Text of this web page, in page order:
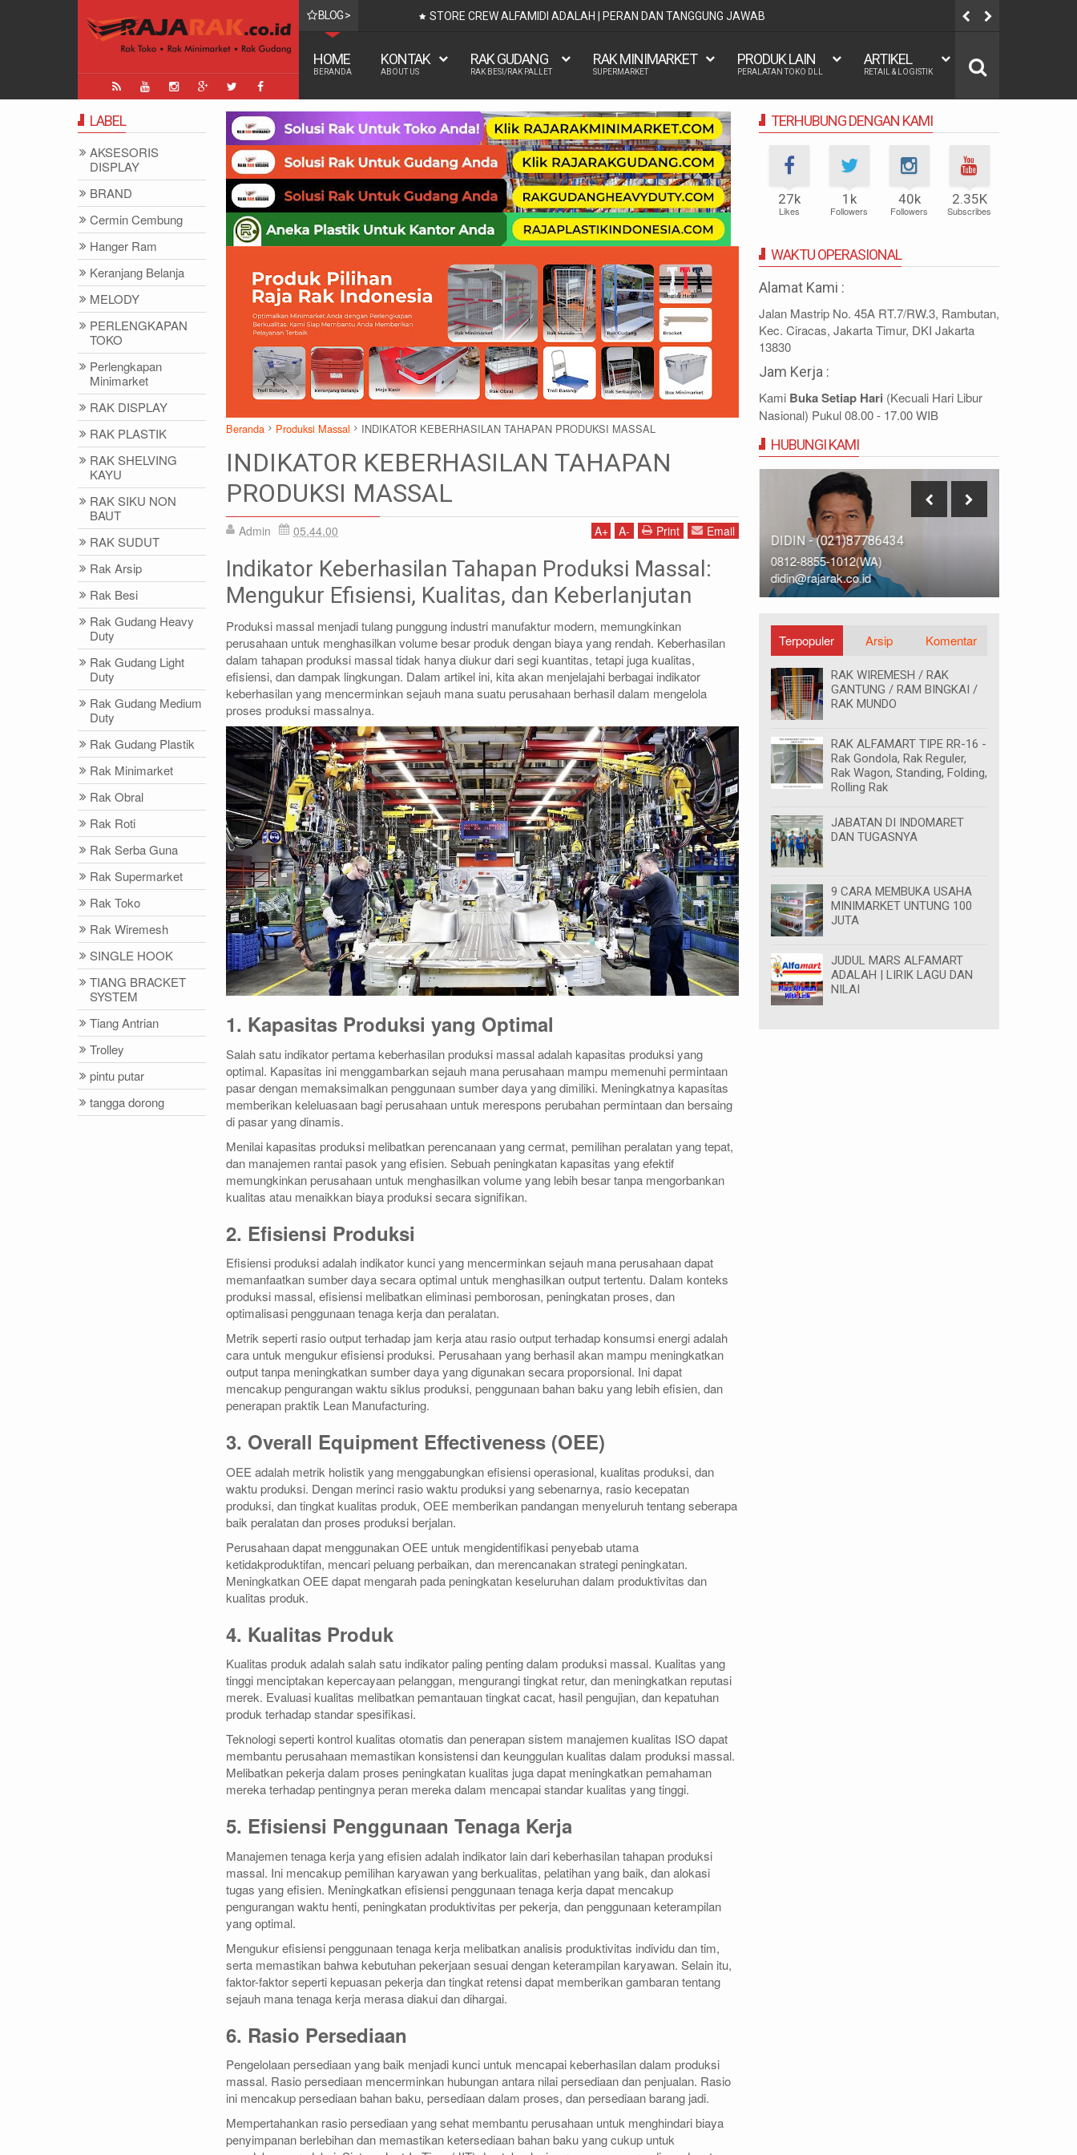
BLOG > STORE CREW ALFAMIDI ADALAH | PERAN DAN TANGGUNG JAWAB
HOME
BERANDA
KONTAK
ABOUT US
RAK GUDANG
RAK BESI/RAK PALLET
RAK MINIMARKET
SUPERMARKET
PRODUK LAIN
PERALATAN TOKO DLL
ARTIKEL
RETAIL & LOGISTIK
Beranda Produksi Massal INDIKATOR KEBERHASILAN TAHAPAN PRODUKSI MASSAL
INDIKATOR KEBERHASILAN TAHAPAN
PRODUKSI MASSAL
Admin 05.44.00 A+ A- Print Email
Indikator Keberhasilan Tahapan Produksi Massal:
Mengukur Efisiensi, Kualitas, dan Keberlanjutan
Produksi massal menjadi tulang punggung industri manufaktur modern, memungkinkan
perusahaan untuk menghasilkan volume besar produk dengan biaya yang rendah. Keberhasilan
dalam tahapan produksi massal tidak hanya diukur dari segi kuantitas, tetapi juga kualitas,
efisiensi, dan dampak lingkungan. Dalam artikel ini, kita akan menjelajahi berbagai indikator
keberhasilan yang mencerminkan sejauh mana suatu perusahaan berhasil dalam mengelola
proses produksi massalnya.
1. Kapasitas Produksi yang Optimal
Salah satu indikator pertama keberhasilan produksi massal adalah kapasitas produksi yang
optimal. Kapasitas ini menggambarkan sejauh mana perusahaan mampu memenuhi permintaan
pasar dengan memaksimalkan penggunaan sumber daya yang dimiliki. Meningkatnya kapasitas
memberikan keleluasaan bagi perusahaan untuk merespons perubahan permintaan dan bersaing
di pasar yang dinamis.
Menilai kapasitas produksi melibatkan perencanaan yang cermat, pemilihan peralatan yang tepat,
dan manajemen rantai pasok yang efisien. Sebuah peningkatan kapasitas yang efektif
memungkinkan perusahaan untuk menghasilkan volume yang lebih besar tanpa mengorbankan
kualitas atau menaikkan biaya produksi secara signifikan.
2. Efisiensi Produksi
Efisiensi produksi adalah indikator kunci yang mencerminkan sejauh mana perusahaan dapat
memanfaatkan sumber daya secara optimal untuk menghasilkan output tertentu. Dalam konteks
produksi massal, efisiensi melibatkan eliminasi pemborosan, peningkatan proses, dan
optimalisasi penggunaan tenaga kerja dan peralatan.
Metrik seperti rasio output terhadap jam kerja atau rasio output terhadap konsumsi energi adalah
cara untuk mengukur efisiensi produksi. Perusahaan yang berhasil akan mampu meningkatkan
output tanpa meningkatkan sumber daya yang digunakan secara proporsional. Ini dapat
mencakup pengurangan waktu siklus produksi, penggunaan bahan baku yang lebih efisien, dan
penerapan praktik Lean Manufacturing.
3. Overall Equipment Effectiveness (OEE)
OEE adalah metrik holistik yang menggabungkan efisiensi operasional, kualitas produksi, dan
waktu produksi. Dengan merinci rasio waktu produksi yang sebenarnya, rasio kecepatan
produksi, dan tingkat kualitas produk, OEE memberikan pandangan menyeluruh tentang seberapa
baik peralatan dan proses produksi berjalan.
Perusahaan dapat menggunakan OEE untuk mengidentifikasi penyebab utama
ketidakproduktifan, mencari peluang perbaikan, dan merencanakan strategi peningkatan.
Meningkatkan OEE dapat mengarah pada peningkatan keseluruhan dalam produktivitas dan
kualitas produk.
4. Kualitas Produk
Kualitas produk adalah salah satu indikator paling penting dalam produksi massal. Kualitas yang
tinggi menciptakan kepercayaan pelanggan, mengurangi tingkat retur, dan meningkatkan reputasi
merek. Evaluasi kualitas melibatkan pemantauan tingkat cacat, hasil pengujian, dan kepatuhan
produk terhadap standar spesifikasi.
Teknologi seperti kontrol kualitas otomatis dan penerapan sistem manajemen kualitas ISO dapat
membantu perusahaan memastikan konsistensi dan keunggulan kualitas dalam produksi massal.
Melibatkan pekerja dalam proses peningkatan kualitas juga dapat meningkatkan pemahaman
mereka terhadap pentingnya peran mereka dalam mencapai standar kualitas yang tinggi.
5. Efisiensi Penggunaan Tenaga Kerja
Manajemen tenaga kerja yang efisien adalah indikator lain dari keberhasilan tahapan produksi
massal. Ini mencakup pemilihan karyawan yang berkualitas, pelatihan yang baik, dan alokasi
tugas yang efisien. Meningkatkan efisiensi penggunaan tenaga kerja dapat mencakup
pengurangan waktu henti, peningkatan produktivitas per pekerja, dan penggunaan keterampilan
yang optimal.
Mengukur efisiensi penggunaan tenaga kerja melibatkan analisis produktivitas individu dan tim,
serta memastikan bahwa kebutuhan pekerjaan sesuai dengan keterampilan karyawan. Selain itu,
faktor-faktor seperti kepuasan pekerja dan tingkat retensi dapat memberikan gambaran tentang
sejauh mana tenaga kerja merasa diakui dan dihargai.
6. Rasio Persediaan
Pengelolaan persediaan yang baik menjadi kunci untuk mencapai keberhasilan dalam produksi
massal. Rasio persediaan mencerminkan hubungan antara nilai persediaan dan penjualan. Rasio
ini mencakup persediaan bahan baku, persediaan dalam proses, dan persediaan barang jadi.
Mempertahankan rasio persediaan yang sehat membantu perusahaan untuk menghindari biaya
penyimpanan berlebihan dan memastikan ketersediaan bahan baku yang cukup untuk
TERHUBUNG DENGAN KAMI
27k
Likes
1k
Followers
40k
Followers
2.35K
Subscribes
WAKTU OPERASIONAL
Alamat Kami :
Jalan Mastrip No. 45A RT.7/RW.3, Rambutan,
Kec. Ciracas, Jakarta Timur, DKI Jakarta
13830
Jam Kerja :
Kami Buka Setiap Hari (Kecuali Hari Libur
Nasional) Pukul 08.00 - 17.00 WIB
HUBUNGI KAMI
IDRIS - (021)87786435
0812-9678-6785 (WA)
idris@rajarak.co.id
DIDIN - (021)87786434
0812-8855-1012(WA)
didin@rajarak.co.id
IDRIS - (021)87786435
0812-9678-6785 (WA)
idris@rajarak.co.id
DIDIN - (021)87786434
0812-8855-1012(WA)
didin@rajarak.co.id
Terpopuler Arsip Komentar
RAK WIREMESH / RAK
GANTUNG / RAM BINGKAI /
RAK MUNDO
RAK ALFAMART TIPE RR-16 -
Rak Gondola, Rak Reguler,
Rak Wagon, Standing, Folding,
Rolling Rak
JABATAN DI INDOMARET
DAN TUGASNYA
9 CARA MEMBUKA USAHA
MINIMARKET UNTUNG 100
JUTA
JUDUL MARS ALFAMART
ADALAH | LIRIK LAGU DAN
NILAI
LABEL
AKSESORIS
DISPLAY
BRAND
Cermin Cembung
Hanger Ram
Keranjang Belanja
MELODY
PERLENGKAPAN
TOKO
Perlengkapan
Minimarket
RAK DISPLAY
RAK PLASTIK
RAK SHELVING
KAYU
RAK SIKU NON
BAUT
RAK SUDUT
Rak Arsip
Rak Besi
Rak Gudang Heavy
Duty
Rak Gudang Light
Duty
Rak Gudang Medium
Duty
Rak Gudang Plastik
Rak Minimarket
Rak Obral
Rak Roti
Rak Serba Guna
Rak Supermarket
Rak Toko
Rak Wiremesh
SINGLE HOOK
TIANG BRACKET
SYSTEM
Tiang Antrian
Trolley
pintu putar
tangga dorong